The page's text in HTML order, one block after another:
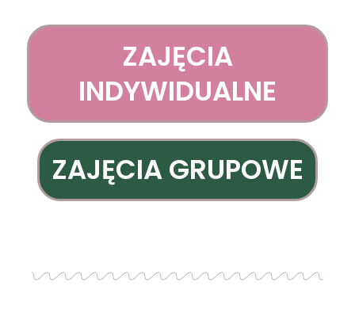
ZAJĘCIA
INDYWIDUALNE
ZAJĘCIA GRUPOWE